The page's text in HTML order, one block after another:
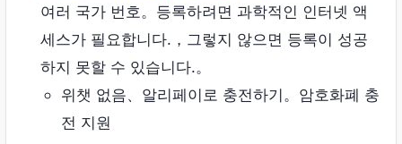
여러 국가 번호。등록하려면 과학적인 인터넷 액
세스가 필요합니다.，그렇지 않으면 등록이 성공
하지 못할 수 있습니다.。
위챗 없음、알리페이로 ​​충전하기。암호화폐 충
전 지원